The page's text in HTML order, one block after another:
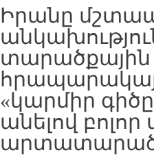
Իրանը
տարածքային
«կարմիր
անելով